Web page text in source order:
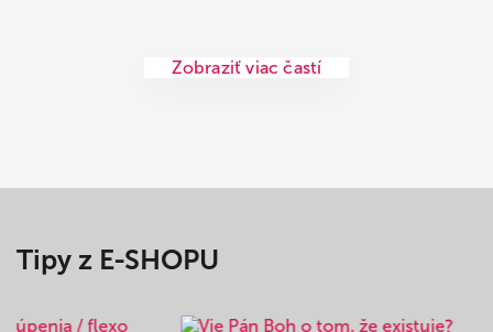
Zobraziť viac častí
Tipy z E-SHOPU